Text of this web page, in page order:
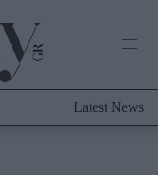
Latest News